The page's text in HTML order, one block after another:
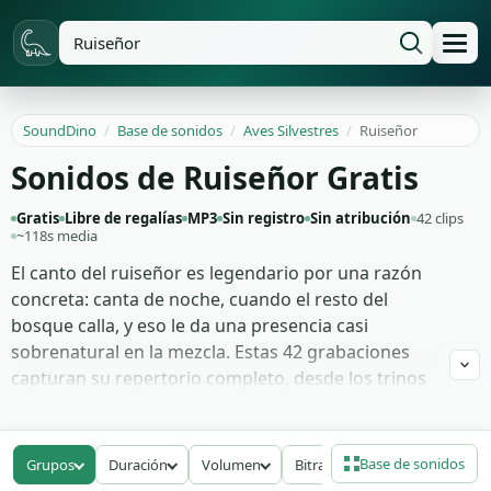
SoundDino / Base de sonidos / Aves Silvestres / Ruiseñor
Sonidos de Ruiseñor Gratis
Gratis Libre de regalías MP3 Sin registro Sin atribución 42 clips
~118s media
El canto del ruiseñor es legendario por una razón
concreta: canta de noche, cuando el resto del
bosque calla, y eso le da una presencia casi
sobrenatural en la mezcla. Estas 42 grabaciones
capturan su repertorio completo, desde los trinos
frases cortas de respuesta y los silbidos altos que
rompen el silencio nocturno.
Grupos Duración Volumen Bitrate Base de sonidos